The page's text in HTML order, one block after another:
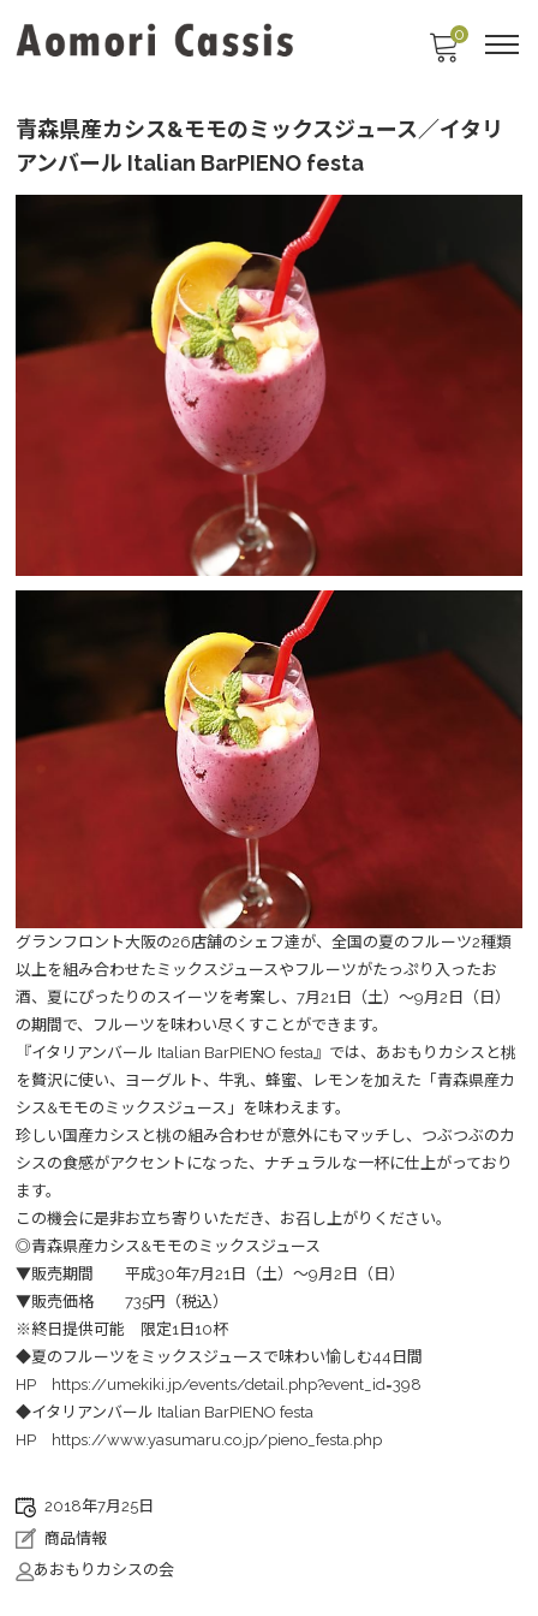
0
青森県産カシス&モモのミックスジュース／イタリ
アンバール Italian BarPIENO festa
グランフロント大阪の26店舗のシェフ達が、全国の夏のフルーツ2種類
以上を組み合わせたミックスジュースやフルーツがたっぷり入ったお
酒、夏にぴったりのスイーツを考案し、7月21日（土）～9月2日（日）
の期間で、フルーツを味わい尽くすことができます。
『イタリアンバール Italian BarPIENO festa』では、あおもりカシスと桃
を贅沢に使い、ヨーグルト、牛乳、蜂蜜、レモンを加えた「青森県産カ
シス&モモのミックスジュース」を味わえます。
珍しい国産カシスと桃の組み合わせが意外にもマッチし、つぶつぶのカ
シスの食感がアクセントになった、ナチュラルな一杯に仕上がっており
ます。
この機会に是非お立ち寄りいただき、お召し上がりください。
◎青森県産カシス&モモのミックスジュース
▼販売期間 平成30年7月21日（土）～9月2日（日）
▼販売価格 735円（税込）
※終日提供可能 限定1日10杯
◆夏のフルーツをミックスジュースで味わい愉しむ44日間
HP
https://umekiki.jp/events/detail.php?event_id=398
◆イタリアンバール Italian BarPIENO festa
HP
https://www.yasumaru.co.jp/pieno_festa.php
2018年7月25日
商品情報
あおもりカシスの会